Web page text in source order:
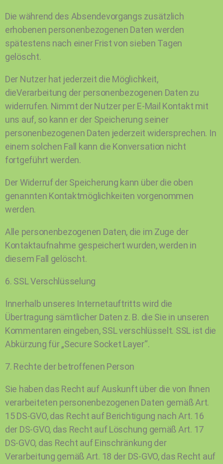
Die während des Absendevorgangs zusätzlich
erhobenen personenbezogenen Daten werden
spätestens nach einer Frist von sieben Tagen
gelöscht.
Der Nutzer hat jederzeit die Möglichkeit,
dieVerarbeitung der personenbezogenen Daten zu
widerrufen. Nimmt der Nutzer per E-Mail Kontakt mit
uns auf, so kann er der Speicherung seiner
personenbezogenen Daten jederzeit widersprechen. In
einem solchen Fall kann die Konversation nicht
fortgeführt werden.
Der Widerruf der Speicherung kann über die oben
genannten Kontaktmöglichkeiten vorgenommen
werden.
Alle personenbezogenen Daten, die im Zuge der
Kontaktaufnahme gespeichert wurden, werden in
diesem Fall gelöscht.
6. SSL Verschlüsselung
Innerhalb unseres Internetauftritts wird die
Übertragung sämtlicher Daten z. B. die Sie in unseren
Kommentaren eingeben, SSL verschlüsselt. SSL ist die
Abkürzung für „Secure Socket Layer“.
7. Rechte der betroffenen Person
Sie haben das Recht auf Auskunft über die von Ihnen
verarbeiteten personenbezogenen Daten gemäß Art.
15 DS-GVO, das Recht auf Berichtigung nach Art. 16
der DS-GVO, das Recht auf Löschung gemäß Art. 17
DS-GVO, das Recht auf Einschränkung der
Verarbeitung gemäß Art. 18 der DS-GVO, das Recht auf